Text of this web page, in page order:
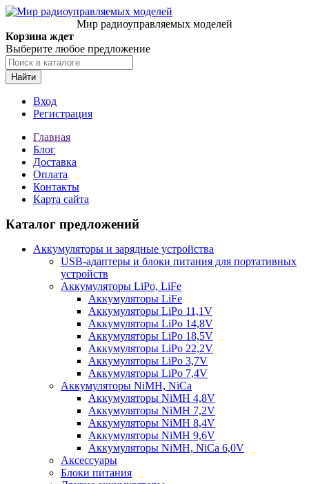
Мир радиоуправляемых моделей
Корзина ждет
Выберите любое предложение
Найти
Вход
Регистрация
Главная
Блог
Доставка
Оплата
Контакты
Карта сайта
Каталог предложений
Аккумуляторы и зарядные устройства
USB-адаптеры и блоки питания для портативных
устройств
Аккумуляторы LiPo, LiFe
Аккумуляторы LiFe
Аккумуляторы LiPo 11,1V
Аккумуляторы LiPo 14,8V
Аккумуляторы LiPo 18,5V
Аккумуляторы LiPo 22,2V
Аккумуляторы LiPo 3,7V
Аккумуляторы LiPo 7,4V
Аккумуляторы NiMH, NiCa
Аккумуляторы NiMH 4,8V
Аккумуляторы NiMH 7,2V
Аккумуляторы NiMH 8,4V
Аккумуляторы NiMH 9,6V
Аккумуляторы NiMH, NiCa 6,0V
Аксессуары
Блоки питания